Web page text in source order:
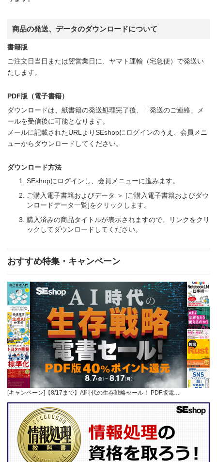
商品の発送、データのダウンロードについて
書籍版
ご注文日当日または翌営業日に、ヤマト運輸（宅急便）で発送い
たします。
PDF版（電子書籍）
ダウンロードは、紙書籍の発送処理完了後、「発送のご連絡」メ
ールを受信後に可能となります。
メールに記載されたURLよりSEshopにログインのうえ、会員メニ
ューからダウンロードしてください。
ダウンロード方法
SEshopにログインし、会員メニューに進みます。
ご購入電子書籍およびデータ ＞ [ご購入電子書籍およびダウ
ンロードデータ一覧]をクリックします。
購入済みの商品タイトルが表示されますので、リンクをクリ
ックしてダウンロードしてください。
おすすめ特集・キャンペーン
[キャンペーン]【8/17まで】AI時代の生存戦略セール！ PDF版電…